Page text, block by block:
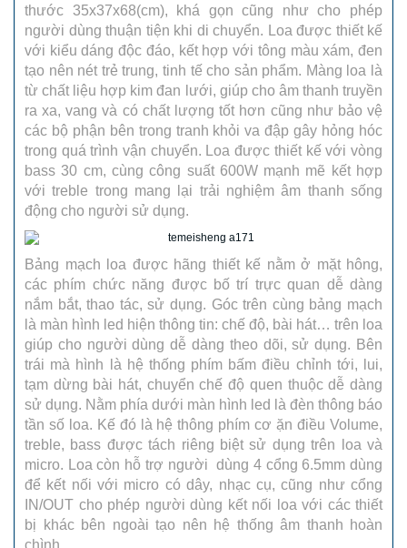
thước 35x37x68(cm), khá gọn cũng như cho phép
người dùng thuận tiện khi di chuyển. Loa được thiết kế
với kiểu dáng độc đáo, kết hợp với tông màu xám, đen
tạo nên nét trẻ trung, tinh tế cho sản phẩm. Màng loa là
từ chất liệu hợp kim đan lưới, giúp cho âm thanh truyền
ra xa, vang và có chất lượng tốt hơn cũng như bảo vệ
các bộ phận bên trong tranh khỏi va đập gây hỏng hóc
trong quá trình vận chuyển. Loa được thiết kế với vòng
bass 30 cm, cùng công suất 600W mạnh mẽ kết hợp
với treble trong mang lại trải nghiệm âm thanh sống
động cho người sử dụng.
Bảng mạch loa được hãng thiết kế nằm ở mặt hông,
các phím chức năng được bố trí trực quan dễ dàng
nắm bắt, thao tác, sử dụng. Góc trên cùng bảng mạch
là màn hình led hiện thông tin: chế độ, bài hát… trên loa
giúp cho người dùng dễ dàng theo dõi, sử dụng. Bên
trái mà hình là hệ thống phím bấm điều chỉnh tới, lui,
tạm dừng bài hát, chuyển chế độ quen thuộc dễ dàng
sử dụng. Nằm phía dưới màn hình led là đèn thông báo
tần số loa. Kế đó là hệ thông phím cơ ặn điều Volume,
treble, bass được tách riêng biệt sử dụng trên loa và
micro. Loa còn hỗ trợ người dùng 4 cổng 6.5mm dùng
để kết nối với micro có dây, nhạc cụ, cũng như cổng
IN/OUT cho phép người dùng kết nối loa với các thiết
bị khác bên ngoài tạo nên hệ thống âm thanh hoàn